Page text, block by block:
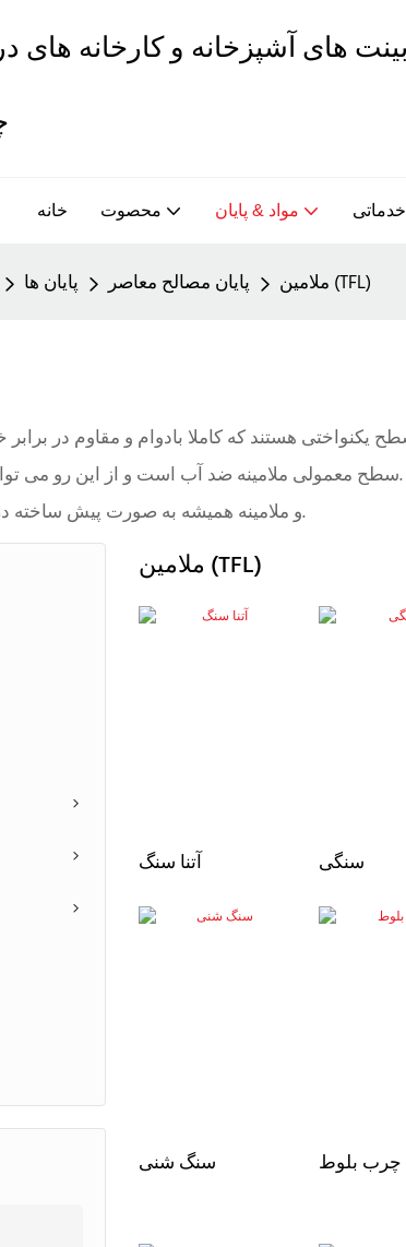
خانه محصوت مواد & پایان خدماتی
پایان ها پایان مصالح معاصر ملامین (TFL)
سطح معمولی ملامینه ضد آب است و از این رو می توان آن را با آب و صابون تمیز کرد.
و ملامینه همیشه به صورت پیش ساخته در رنگ های مختلف موجود است.
ملامین (TFL)
آتنا سنگ سنگی
سنگ شنی چرب بلوط